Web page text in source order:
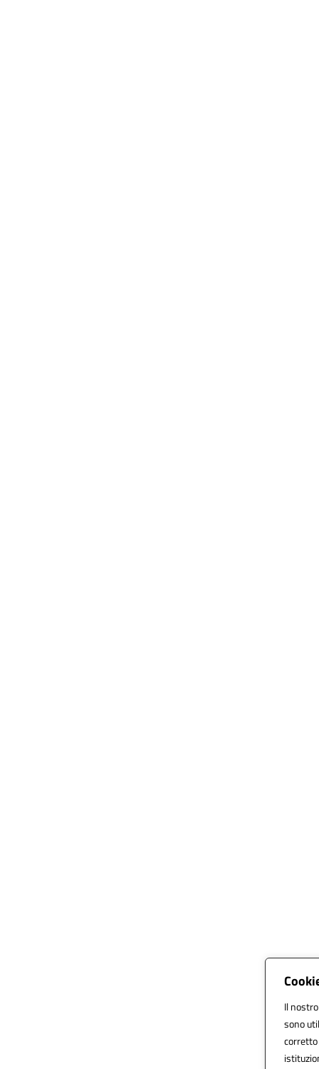
Il
sono